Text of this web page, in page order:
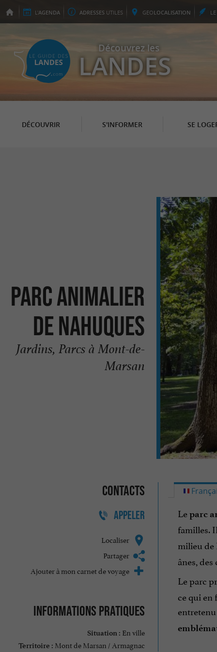
L'AGENDA ADRESSES UTILES GEOLOCALISATION LE
Découvrez les
LANDES
DÉCOUVRIR S'INFORMER SE
Parc animalier
de Nahuques
Jardins, Parcs à Mont-de-
Marsan
Contacts
APPELER
Localiser
Partager
Ajouter à mon carnet de voyage
Informations pratiques
Situation : En ville
Territoire : Mont de Marsan / Armagnac
Leparc
familles.
milieu de
ânes,
Le parc
ce qui en